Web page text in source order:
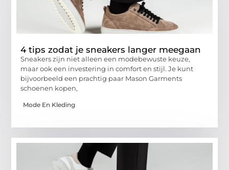
4 tips zodat je sneakers langer meegaan
Sneakers zijn niet alleen een modebewuste keuze,
maar ook een investering in comfort en stijl. Je kunt
bijvoorbeeld een prachtig paar Mason Garments
schoenen kopen,
Mode En Kleding